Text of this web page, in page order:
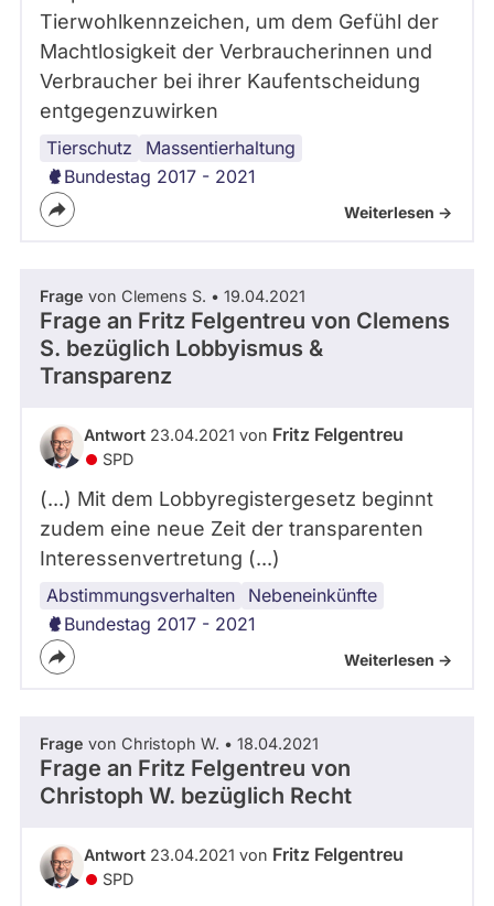
Tierwohlkennzeichen, um dem Gefühl der
Machtlosigkeit der Verbraucherinnen und
Verbraucher bei ihrer Kaufentscheidung
entgegenzuwirken
Tierschutz Massentierhaltung
Landwirtschaft
Bundestag 2017 - 2021
Weiterlesen ->
Frage von Clemens S. • 19.04.2021
Frage an Fritz Felgentreu von Clemens
S. bezüglich Lobbyismus &
Transparenz
Antwort 23.04.2021 von Fritz Felgentreu
SPD
(...) Mit dem Lobbyregistergesetz beginnt
zudem eine neue Zeit der transparenten
Interessenvertretung (...)
Abstimmungsverhalten Nebeneinkünfte
Nebentätigkeiten
Abgeordnete
Lobbyregister
Lobbyismus
Transparenz
Bundestag 2017 - 2021
Weiterlesen ->
Frage von Christoph W. • 18.04.2021
Frage an Fritz Felgentreu von
Christoph W. bezüglich Recht
Antwort 23.04.2021 von Fritz Felgentreu
SPD